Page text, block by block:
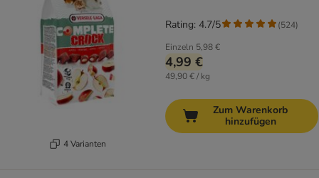
4 Varianten
Einzeln 5,98 €
4,99 €
49,90 € / kg
Rating: 4.7/5 (524)
Zum Warenkorb
hinzufügen